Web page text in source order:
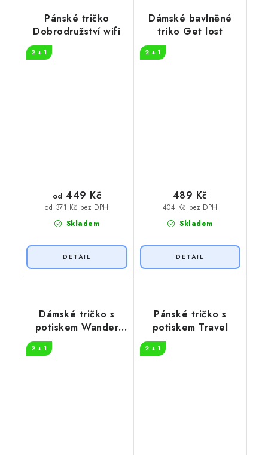
Pánské tričko
Dobrodružství wifi
2 + 1
Skladem
od 371 Kč bez DPH
od 449 Kč
Dámské bavlněné
triko Get lost
2 + 1
Skladem
404 Kč bez DPH
489 Kč
Dámské tričko s
potiskem Wander
2 + 1
Pánské tričko s
potiskem Travel
2 + 1